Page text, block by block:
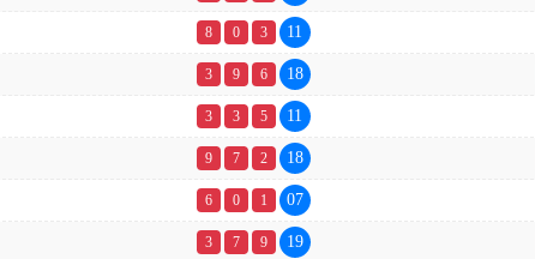
8 0 3 11
3 9 6 18
3 3 5 11
9 7 2 18
6 0 1 07
3 7 9 19